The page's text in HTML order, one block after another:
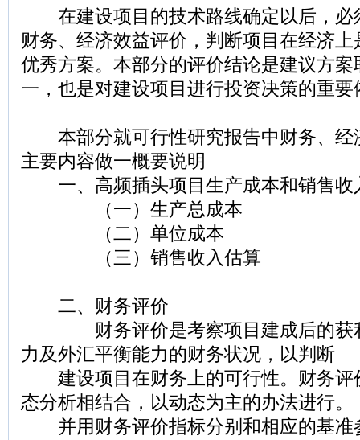
在建设项目的技术路线确定以后，必
财务、经济效益评价，判断项目在经济
优秀方案。本部分的评价结论是建议方
一，也是对建设项目进行投资决策的重要
本部分就可行性研究报告中财务、经
主要内容做一概要说明
一、高频插头项目生产成本和销售收
（一）生产总成本
（二）单位成本
（三）销售收入估算
二、财务评价
财务评价是考察项目建成后的获利
力及外汇平衡能力的财务状况，以判断
建设项目在财务上的可行性。财务评
态分析相结合，以动态为主的办法进行。
并用财务评价指标分别和相应的基